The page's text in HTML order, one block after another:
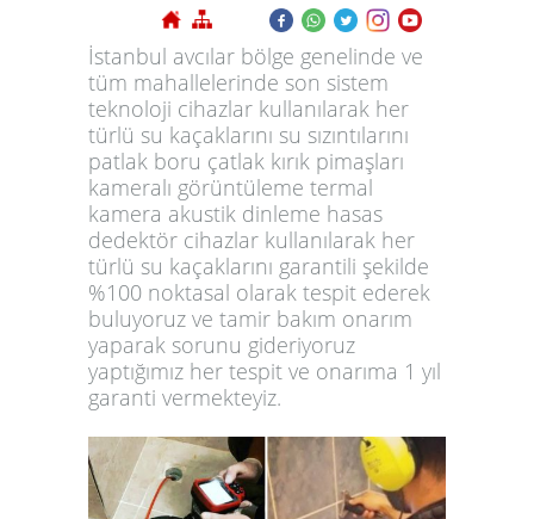
İstanbul avcılar bölge genelinde ve
tüm mahallelerinde son sistem
teknoloji cihazlar kullanılarak her
türlü su kaçaklarını su sızıntılarını
patlak boru çatlak kırık pimaşları
kameralı görüntüleme termal
kamera akustik dinleme hasas
dedektör cihazlar kullanılarak her
türlü su kaçaklarını garantili şekilde
%100 noktasal olarak tespit ederek
buluyoruz ve tamir bakım onarım
yaparak sorunu gideriyoruz
yaptığımız her tespit ve onarıma 1 yıl
garanti vermekteyiz.